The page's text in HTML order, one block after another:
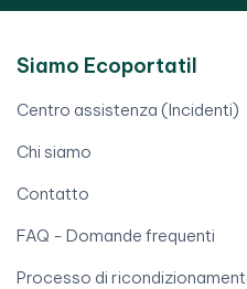
Siamo Ecoportatil
Centro assistenza (Incidenti)
Chi siamo
Contatto
FAQ - Domande frequenti
Processo di